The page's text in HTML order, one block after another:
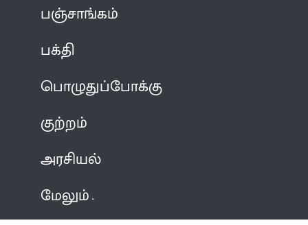
பஞ்சாங்கம்
பக்தி
பொழுதுப்போக்கு
குற்றம்
அரசியல்
மேலும்